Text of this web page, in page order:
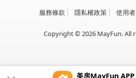
美房MayFun APP
服務條款 隱私權政策 使用
Copyright © 2026 MayFun. All